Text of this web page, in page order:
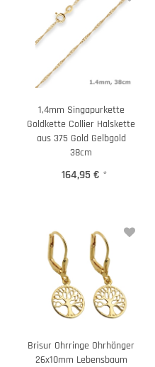
1,4mm Singapurkette
Goldkette Collier Halskette
aus 375 Gold Gelbgold
38cm
164,95 € *
Brisur Ohrringe Ohrhänger
26x10mm Lebensbaum